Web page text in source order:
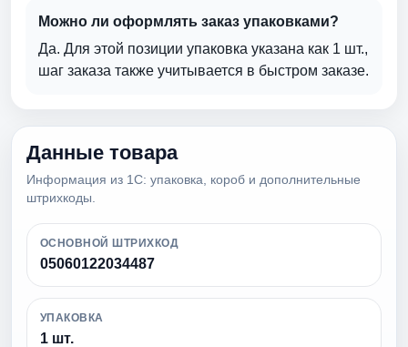
Можно ли оформлять заказ упаковками?
Да. Для этой позиции упаковка указана как 1 шт.,
шаг заказа также учитывается в быстром заказе.
Данные товара
Информация из 1С: упаковка, короб и дополнительные
штрихкоды.
ОСНОВНОЙ ШТРИХКОД
05060122034487
УПАКОВКА
1 шт.